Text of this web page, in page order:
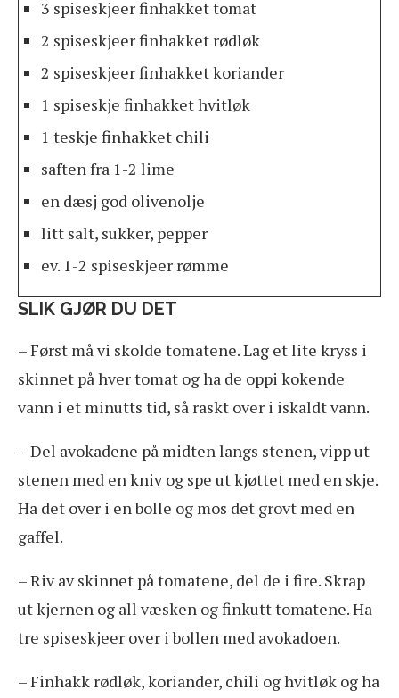
3 spiseskjeer finhakket tomat
2 spiseskjeer finhakket rødløk
2 spiseskjeer finhakket koriander
1 spiseskje finhakket hvitløk
1 teskje finhakket chili
saften fra 1-2 lime
en dæsj god olivenolje
litt salt, sukker, pepper
ev. 1-2 spiseskjeer rømme
SLIK GJØR DU DET
– Først må vi skolde tomatene. Lag et lite kryss i
skinnet på hver tomat og ha de oppi kokende
vann i et minutts tid, så raskt over i iskaldt vann.
– Del avokadene på midten langs stenen, vipp ut
stenen med en kniv og spe ut kjøttet med en skje.
Ha det over i en bolle og mos det grovt med en
gaffel.
– Riv av skinnet på tomatene, del de i fire. Skrap
ut kjernen og all væsken og finkutt tomatene. Ha
tre spiseskjeer over i bollen med avokadoen.
– Finhakk rødløk, koriander, chili og hvitløk og ha